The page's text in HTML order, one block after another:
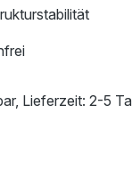
Lieferzeit: 2-5